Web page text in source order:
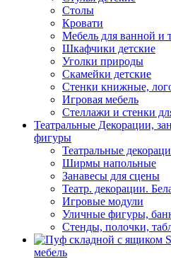
Столы
Кровати
Мебель для ванной и
Шкафчики детские
Уголки природы
Скамейки детские
Стенки книжные,
Игровая мебель
Стеллажи и стенки
Театральные Декорации,
фигуры
Театральные
Ширмы напольные
Занавесы для сцены
Театр. декорации.
Игровые модули
Уличные фигуры,
Стенды, полочки,
мебель